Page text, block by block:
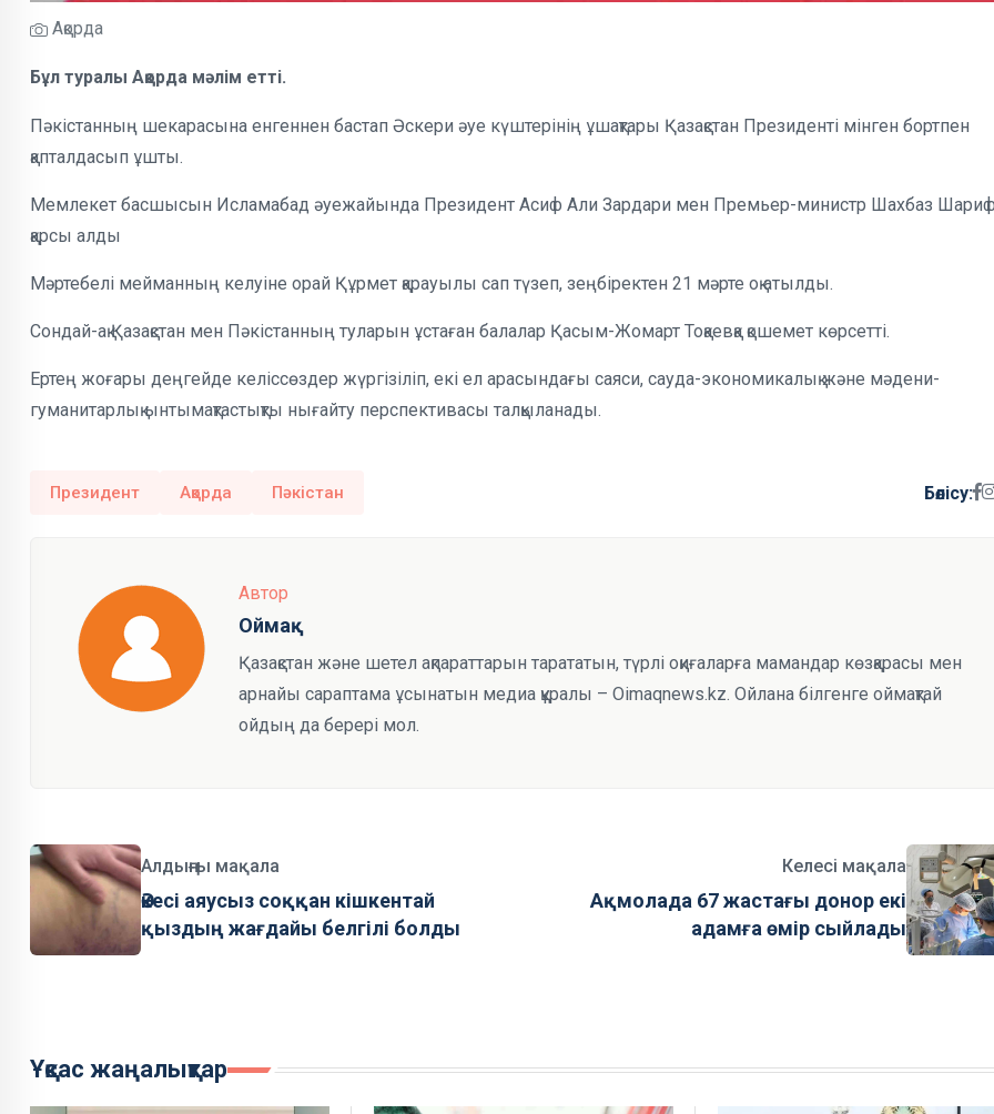
Ақорда
Бұл туралы Ақорда мәлім етті.
Пәкістанның шекарасына енгеннен бастап Әскери әуе күштерінің ұшақтары Қазақстан Президенті мінген бортпен
қапталдасып ұшты.
Мемлекет басшысын Исламабад әуежайында Президент Асиф Али Зардари мен Премьер-министр Шахбаз
қарсы алды
Мәртебелі мейманның келуіне орай Құрмет қарауылы сап түзеп, зеңбіректен 21 мәрте оқ атылды.
Сондай-ақ Қазақстан мен Пәкістанның туларын ұстаған балалар Қасым-Жомарт Тоқаевқа қошемет көрсетті.
Ертең жоғары деңгейде келіссөздер жүргізіліп, екі ел арасындағы саяси, сауда-экономикалық және мәдени-
гуманитарлық ынтымақтастықты нығайту перспективасы талқыланады.
Президент Ақорда Пәкістан Бөлісу:
Автор
Оймақ
Қазақстан және шетел ақпараттарын тарататын, түрлі оқиғаларға мамандар көзқарасы мен
арнайы сараптама ұсынатын медиа құралы – Oimaqnews.kz. Ойлана білгенге оймақтай
ойдың да берері мол.
Алдыңғы мақала
Әкесі аяусыз соққан кішкентай
қыздың жағдайы белгілі болды
Келесі мақала
Ақмолада 67 жастағы донор екі
адамға өмір сыйлады
Ұқсас жаңалықтар